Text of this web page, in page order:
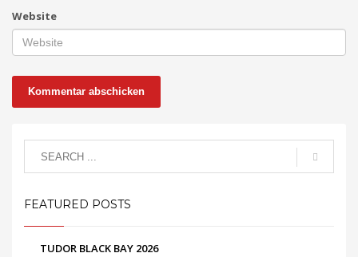
Website
FEATURED POSTS
TUDOR BLACK BAY 2026